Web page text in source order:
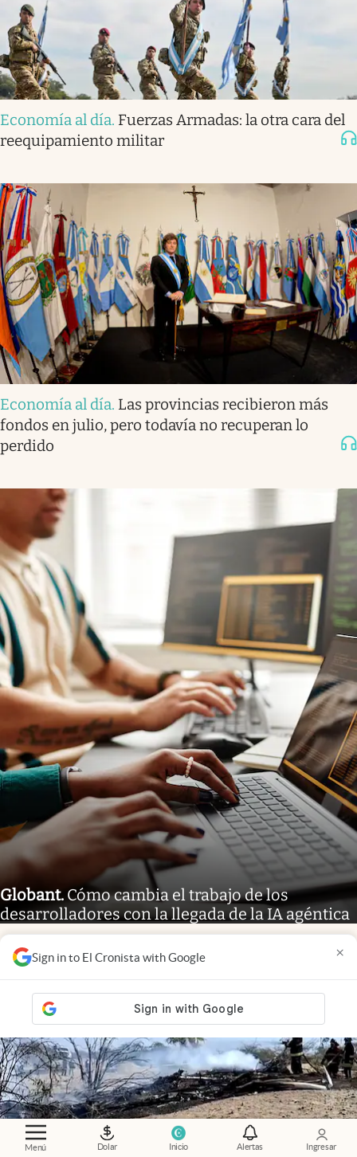
Menú Dolar Inicio Alertas Ingresar
Sign in to El Cronista with Google ×
Economía al día. Fuerzas Armadas: la otra cara del
reequipamiento militar
Economía al día. Las provincias recibieron más
fondos en julio, pero todavía no recuperan lo
perdido
Globant. Cómo cambia el trabajo de los
desarrolladores con la llegada de la IA agéntica